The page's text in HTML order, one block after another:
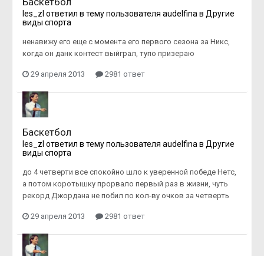
les_zl ответил в тему пользователя audelfina в Другие
виды спорта
ненавижу его еще с момента его первого сезона за Никс,
когда он данк контест выйграл, тупо призераю
29 апреля 2013 2981 ответ
Баскетбол
les_zl ответил в тему пользователя audelfina в Другие
виды спорта
до 4 четверти все спокойно шло к уверенной победе Нетс,
а потом коротышку прорвало первый раз в жизни, чуть
рекорд Джордана не побил по кол-ву очков за четверть
29 апреля 2013 2981 ответ